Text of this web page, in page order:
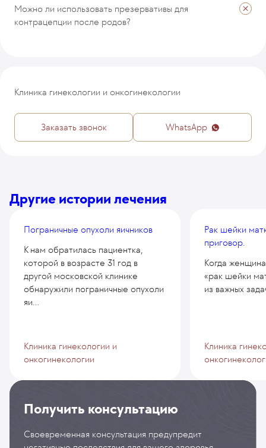
Можно ли использовать презервативы для
контрацепции после родов?
Клиника гинекологии и онкогинекологии
WhatsApp
Заказать звонок
Другие истории лечения
Пограничные опухоли яичников
К нам обратилась пациентка,
которой в возрасте 31 год в
другой московской клинике
обнаружили пограничные опухоли
яи...
Клиника гинекологии и
онкогинекологии
Рак шейки
приговор.
Когда
«рак шейки
из важных
Клиника
Получить консультацию
Своевременная консультация предупредит